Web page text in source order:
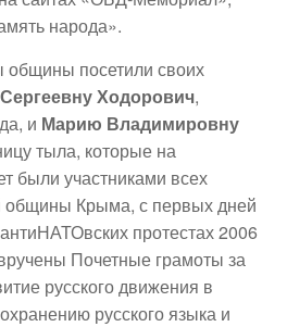
народа».
общины посетили своих
Ходорович,
и Марию Владимировну
тыла, которые на
были участниками всех
общины Крыма, с первых дней
протестах 2006
Почетные грамоты за
русского движения в
русского языка и